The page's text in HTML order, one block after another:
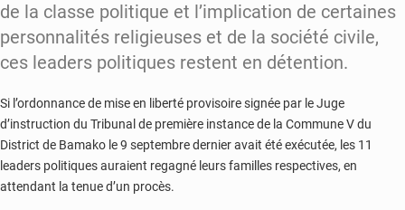
de la classe politique et l’implication de certaines
personnalités religieuses et de la société civile,
ces leaders politiques restent en détention.
Si l’ordonnance de mise en liberté provisoire signée par le Juge
d’instruction du Tribunal de première instance de la Commune V du
District de Bamako le 9 septembre dernier avait été exécutée, les 11
leaders politiques auraient regagné leurs familles respectives, en
attendant la tenue d’un procès.